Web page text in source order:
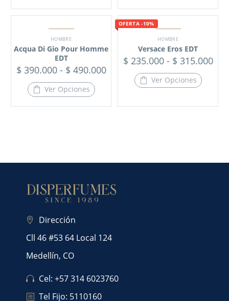
HOMBRE
Acqua Di Gio Pour Homme
EDT
$ 390.000 - $ 490.000
Ver Opciones
OFERTA -10%
HOMBRE
Versace Eros EDT
$ 235.000 - $ 315.000
Ver Opciones
Dirección
Cll 46 #53 64 Local 124
Medellín, CO
Cel: +57 314 6023760
Tel Fijo: 5110160